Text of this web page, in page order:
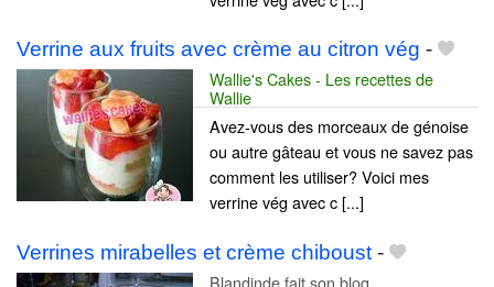
Verrine aux fruits avec crème au citron vég -
Wallie's Cakes - Les recettes de
Wallie
Avez-vous des morceaux de génoise
ou autre gâteau et vous ne savez pas
comment les utiliser? Voici mes
verrine vég avec c [...]
Verrines mirabelles et crème chiboust -
Blandinde fait son blog